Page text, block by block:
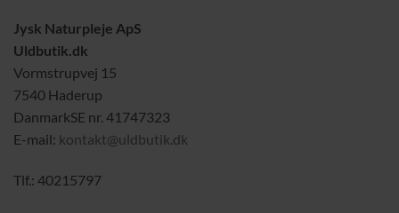
Jysk Naturpleje ApS
Uldbutik.dk
Vormstrupvej 15
7540 Haderup
DanmarkSE nr. 41747323
E-mail: kontakt@uldbutik.dk
Tlf.: 40215797